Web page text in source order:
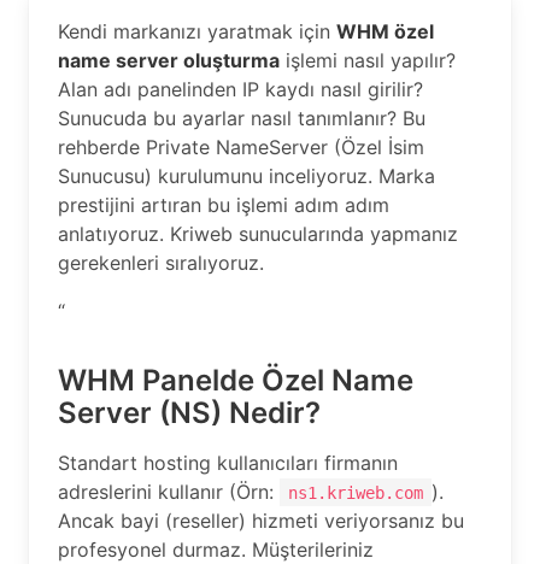
Kendi markanızı yaratmak için WHM özel
name server oluşturma işlemi nasıl yapılır?
Alan adı panelinden IP kaydı nasıl girilir?
Sunucuda bu ayarlar nasıl tanımlanır? Bu
rehberde Private NameServer (Özel İsim
Sunucusu) kurulumunu inceliyoruz. Marka
prestijini artıran bu işlemi adım adım
anlatıyoruz. Kriweb sunucularında yapmanız
gerekenleri sıralıyoruz.
“
WHM Panelde Özel Name
Server (NS) Nedir?
Standart hosting kullanıcıları firmanın
adreslerini kullanır (Örn:
ns1.kriweb.com ).
Ancak bayi (reseller) hizmeti veriyorsanız bu
profesyonel durmaz. Müşterileriniz